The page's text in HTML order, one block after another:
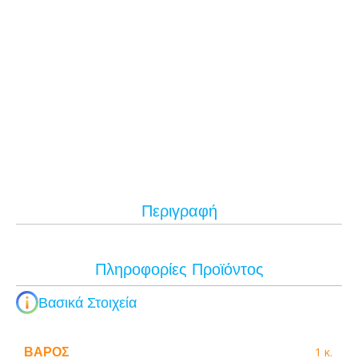
Περιγραφή
Πληροφορίες Προϊόντος
Βασικά Στοιχεία
ΒΆΡΟΣ 1 κ.